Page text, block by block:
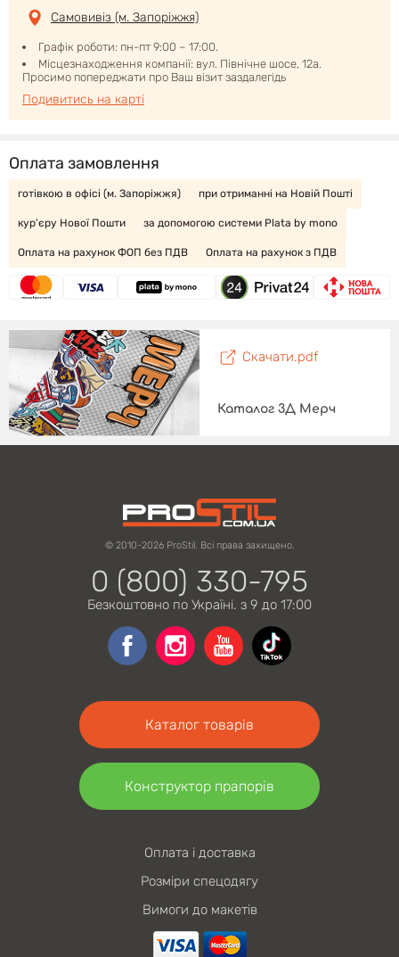
Самовивіз (м. Запоріжжя)
Графік роботи: пн-пт 9:00 – 17:00.
Місцезнаходження компанії: вул. Північне шосе, 12а.
Просимо попереджати про Ваш візит заздалегідь
Подивитись на карті
Оплата замовлення
готівкою в офісі (м. Запоріжжя) при отриманні на Новій Пошті
кур'єру Нової Пошти за допомогою системи Plata by mono
Оплата на рахунок ФОП без ПДВ Оплата на рахунок з ПДВ
Скачати.pdf
Каталог 3Д Мерч
© 2010-2026 ProStil. Всі права захищено.
0 (800) 330-795
Безкоштовно по Україні. з 9 до 17:00
Каталог товарів
Конструктор прапорів
Оплата і доставка
Розміри спецодягу
Вимоги до макетів